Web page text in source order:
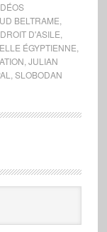
BELTRAME
DROIT D'ASILE
ÉGYPTIENNE
JULIAN
SLOBODAN